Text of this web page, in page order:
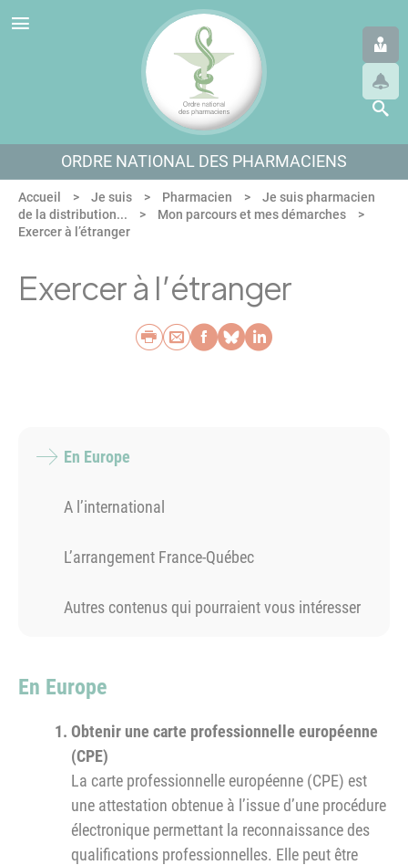
Aller au menu
Aller au contenu
Aller en bas de page
ORDRE NATIONAL DES PHARMACIENS
Accueil Je suis Pharmacien
Je suis pharmacien
de la distribution...
Mon parcours et mes démarches
Exercer à l’étranger
Exercer à l’étranger
Imprimer
Envoyer par e-mail
Partager sur
Partager sur
Partager sur
En Europe
A l’international
L’arrangement France-Québec
Autres contenus qui pourraient vous intéresser
En Europe
Obtenir une carte professionnelle européenne
(CPE)
La carte professionnelle européenne (CPE) est
une attestation obtenue à l’issue d’une procédure
électronique permettant la reconnaissance des
qualifications professionnelles. Elle peut être
Panneau de gestion des cookies